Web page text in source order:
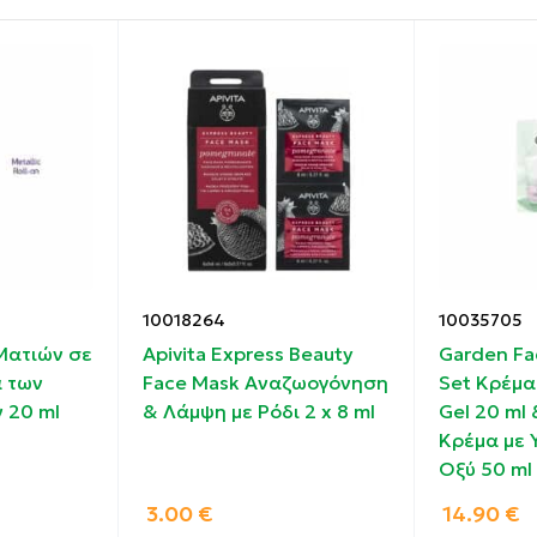
το βλέμμα δείχνει πιο φωτεινό και ξεκούραστο.
κολλαγόνου και σύσφιξη
χρωματικός τόνος, λάμψη.
και τοποθετήστε την προσεκτικά στην περιοχή
και συνεχή απορρόφηση των δραστικών συστατικών.
σε
των
20 ml
10018264
Apivita Express Beauty
Face Mask Αναζωογόνηση
& Λάμψη με Ρόδι 2 x 8 ml
3.00 €
10035705
Garden
Set
Gel 20 ml
Κρέμα με
Οξύ 50 ml
14.90 €